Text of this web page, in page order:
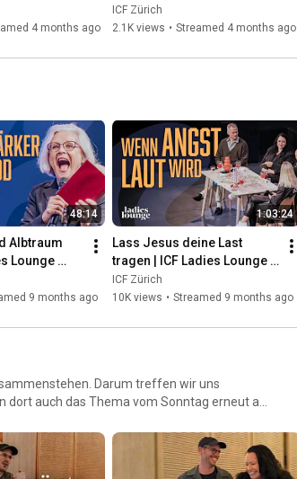
| Leo &
...
4 months ago
Giving | Leo & Susanna
Bigger | ICF Zu...
ICF Zürich
2.1K views • Streamed 4 months ago
48:14
Albtraum
Lounge
BY JESUS |
9 months ago
1:03:24
Lass Jesus deine Last
tragen | ICF Ladies Lounge
2025 – MARKED BY JESUS |
SE03
ICF Zürich
10K views • Streamed 9 months ago
Darum treffen wir uns
dort auch das Thema vom Sonntag erneut auf